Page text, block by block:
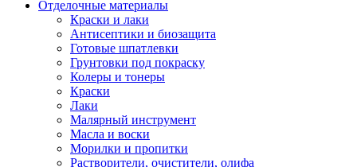
Отделочные материалы
Краски и лаки
Антисептики и биозащита
Готовые шпатлевки
Грунтовки под покраску
Колеры и тонеры
Краски
Лаки
Малярный инструмент
Масла и воски
Морилки и пропитки
Растворители, очистители, олифа